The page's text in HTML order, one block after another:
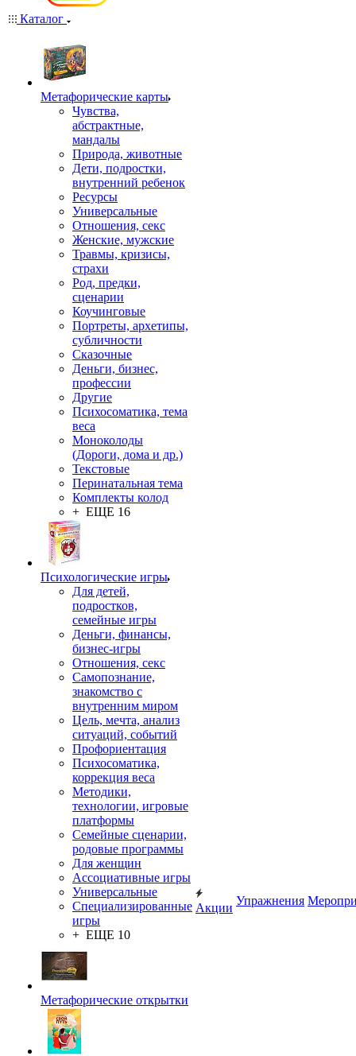
Каталог
Mетафорические карты
Чувства,
абстрактные,
мандалы
Природа, животные
Дети, подростки,
внутренний ребенок
Ресурсы
Универсальные
Отношения, секс
Женские, мужские
Травмы, кризисы,
страхи
Род, предки,
сценарии
Коучинговые
Портреты, архетипы,
субличности
Сказочные
Деньги, бизнес,
профессии
Другие
Психосоматика, тема
веса
Моноколоды
(Дороги, дома и др.)
Текстовые
Перинатальная тема
Комплекты колод
+ ЕЩЕ 16
Психологические игры
Для детей,
подростков,
семейные игры
Деньги, финансы,
бизнес-игры
Отношения, секс
Самопознание,
знакомство с
внутренним миром
Цель, мечта, анализ
ситуаций, событий
Профориентация
Психосоматика,
коррекция веса
Методики,
технологии, игровые
платформы
Семейные сценарии,
родовые программы
Для женщин
Ассоциативные игры
Универсальные
Специализированные
игры
+ ЕЩЕ 10
Метафорические открытки
Акции
Упражнения